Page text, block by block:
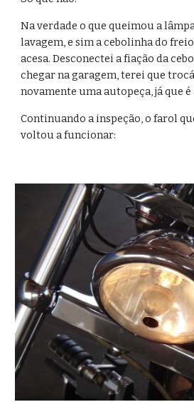
Na verdade o que queimou a
lavagem, e sim a cebolinha do
acesa. Desconectei a fiação da
chegar na garagem, terei que
novamente uma autopeça, já que é
Continuando a inspeção, o farol
voltou a funcionar: